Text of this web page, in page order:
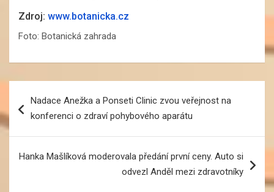
Zdroj: www.botanicka.cz
Foto: Botanická zahrada
pro
příspěvek
Nadace Anežka a Ponseti Clinic zvou veřejnost na
konferenci o zdraví pohybového aparátu
Hanka Mašlíková moderovala předání první ceny. Auto si
odvezl Anděl mezi zdravotníky